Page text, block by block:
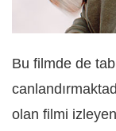
Bu filmde de
olan filmi